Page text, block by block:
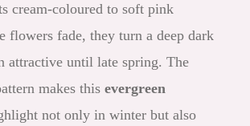
cream-coloured to soft pink
flowers fade, they turn a deep dark
attractive until late spring. The
makes thisevergreen
not only in winter but also